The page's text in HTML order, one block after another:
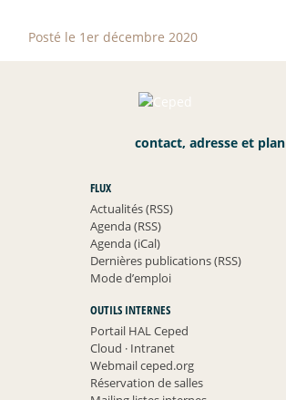
Posté le 1er décembre 2020
contact, adresse et plan
FLUX
Actualités (RSS)
Agenda (RSS)
Agenda (iCal)
Dernières publications (RSS)
Mode d’emploi
OUTILS INTERNES
Portail HAL Ceped
Cloud ·Intranet
Webmail ceped.org
Réservation de salles